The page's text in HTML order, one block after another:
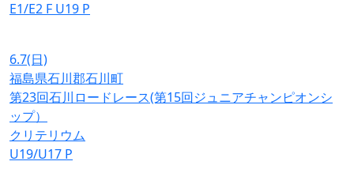
E1/E2 F U19 P
6.7(日)
福島県石川郡石川町
第23回石川ロードレース(第15回ジュニアチャンピオンシ
ップ）
クリテリウム
U19/U17 P